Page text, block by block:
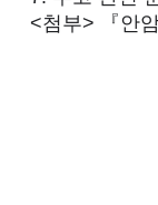
<첨부> 『안